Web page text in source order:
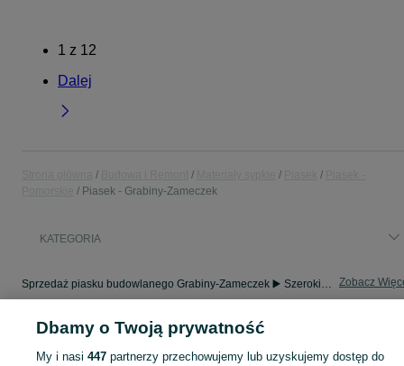
1 z 12
Dalej
Piasek - Grabiny-Zameczek
KATEGORIA
Sprzedaż piasku budowlanego Grabiny-Zameczek ▶️ Szeroki wybór produktów w atrakcyjnych cenach ✅ Hurtowo i detalicznie ✌ Sprawdź oferty i kupuj na OLX.pl! Zobacz
Mapa kategorii
Mapa miejscowości
Dbamy o Twoją prywatność
My i nasi447 partnerzy przechowujemy lub uzyskujemy dostęp do